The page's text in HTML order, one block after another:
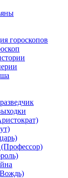
гороскопов
(Профессор)